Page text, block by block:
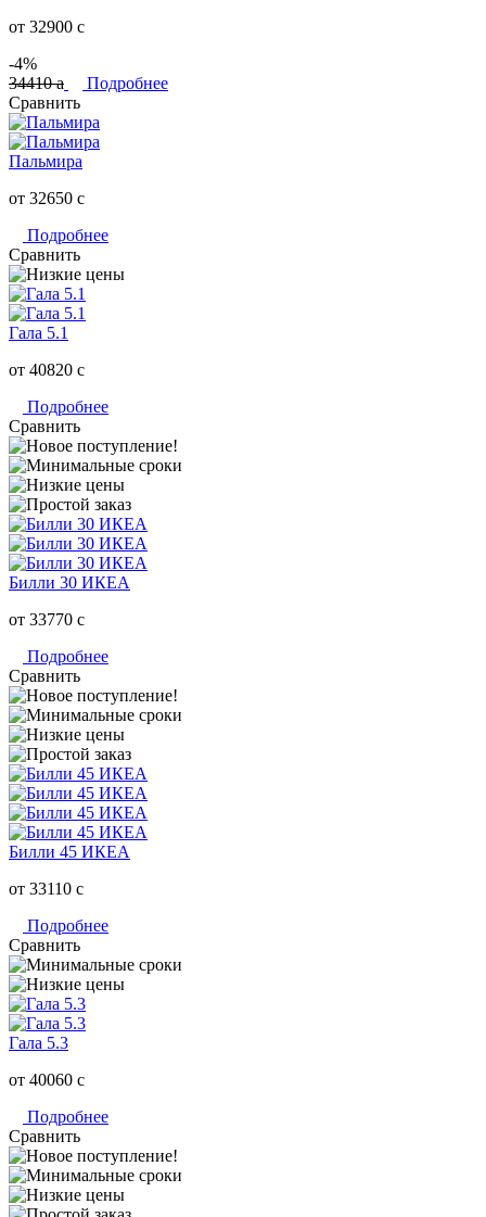
от 32900 c
-4%
34410a
Подробнее
Сравнить
Пальмира
от 32650 c
Подробнее
Сравнить
Гала 5.1
от 40820 c
Подробнее
Сравнить
Билли 30 ИКЕА
от 33770 c
Подробнее
Сравнить
Билли 45 ИКЕА
от 33110 c
Подробнее
Сравнить
Гала 5.3
от 40060 c
Подробнее
Сравнить